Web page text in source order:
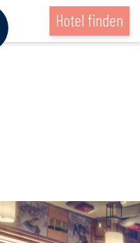
Hotel finden